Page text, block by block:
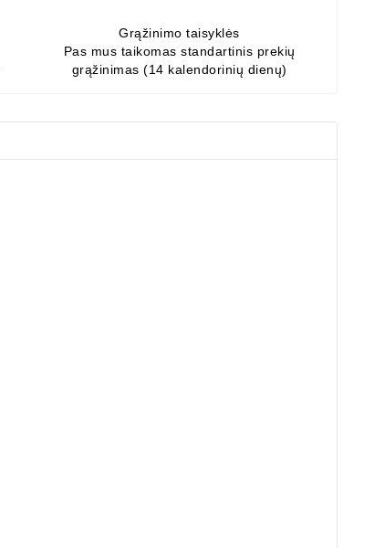
Grąžinimo taisyklės
Pas mus taikomas standartinis prekių
grąžinimas (14 kalendorinių dienų)